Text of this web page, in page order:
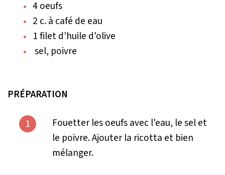
4 oeufs
2 c. à café de eau
1 filet d'huile d'olive
sel, poivre
PRÉPARATION
1
Fouetter les oeufs avec l'eau, le sel et
le poivre. Ajouter la ricotta et bien
mélanger.